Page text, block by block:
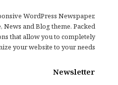
WordPress Newspaper,
News and Blog theme. Packed
that allow you to completely
your website to your needs.
Newsletter